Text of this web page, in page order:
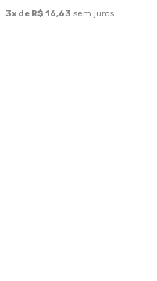
3x de R$ 16,63 sem juros